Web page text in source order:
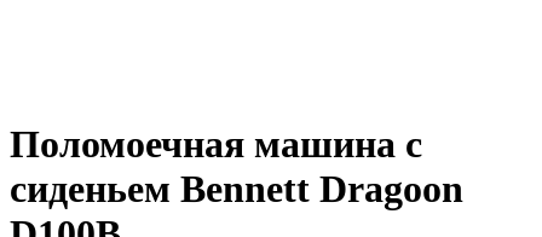
Поломоечная машина с
сиденьем Bennett Dragoon